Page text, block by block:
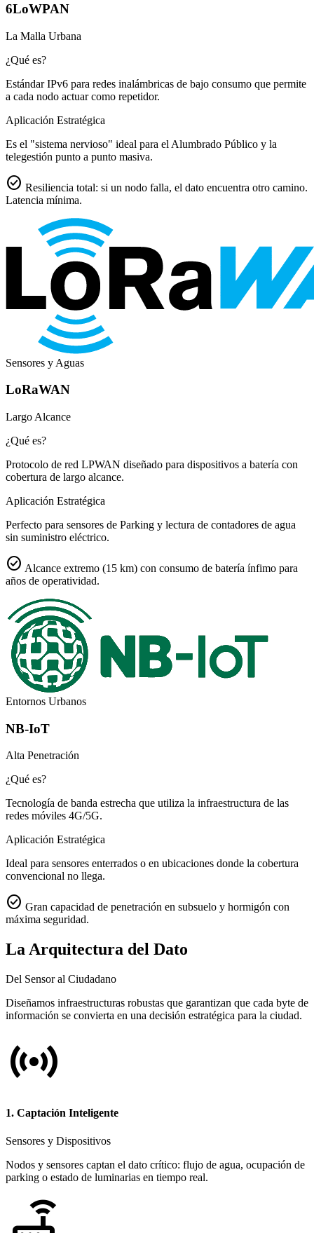
6LoWPAN
La Malla Urbana
¿Qué es?
Estándar IPv6 para redes inalámbricas de bajo consumo que permite
a cada nodo actuar como repetidor.
Aplicación Estratégica
Es el "sistema nervioso" ideal para el Alumbrado Público y la
telegestión punto a punto masiva.
check_circle Resiliencia total: si un nodo falla, el dato encuentra otro camino.
Latencia mínima.
Sensores y Aguas
LoRaWAN
Largo Alcance
¿Qué es?
Protocolo de red LPWAN diseñado para dispositivos a batería con
cobertura de largo alcance.
Aplicación Estratégica
Perfecto para sensores de Parking y lectura de contadores de agua
sin suministro eléctrico.
check_circle Alcance extremo (15 km) con consumo de batería ínfimo para
años de operatividad.
Entornos Urbanos
NB-IoT
Alta Penetración
¿Qué es?
Tecnología de banda estrecha que utiliza la infraestructura de las
redes móviles 4G/5G.
Aplicación Estratégica
Ideal para sensores enterrados o en ubicaciones donde la cobertura
convencional no llega.
check_circle Gran capacidad de penetración en subsuelo y hormigón con
máxima seguridad.
La Arquitectura del Dato
Del Sensor al Ciudadano
Diseñamos infraestructuras robustas que garantizan que cada byte de
información se convierta en una decisión estratégica para la ciudad.
sensors
1. Captación Inteligente
Sensores y Dispositivos
Nodos y sensores captan el dato crítico: flujo de agua, ocupación de
parking o estado de luminarias en tiempo real.